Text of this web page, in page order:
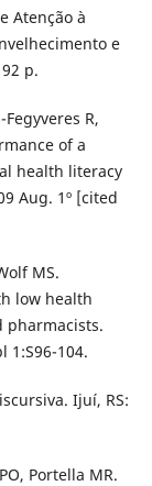
Atenção à
e
p.
R,
of a
health literacy
Aug. 1º [cited
MS.
low health
pharmacists.
1:S96-104.
Ijuí, RS:
Portella MR.